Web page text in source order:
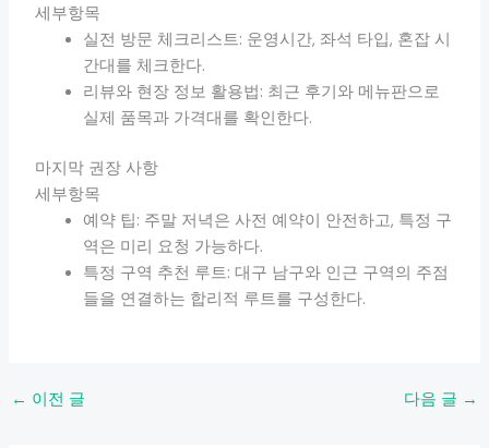
세부항목
실전 방문 체크리스트: 운영시간, 좌석 타입, 혼잡 시
간대를 체크한다.
리뷰와 현장 정보 활용법: 최근 후기와 메뉴판으로
실제 품목과 가격대를 확인한다.
마지막 권장 사항
세부항목
예약 팁: 주말 저녁은 사전 예약이 안전하고, 특정 구
역은 미리 요청 가능하다.
특정 구역 추천 루트: 대구 남구와 인근 구역의 주점
들을 연결하는 합리적 루트를 구성한다.
← 이전 글 다음 글 →